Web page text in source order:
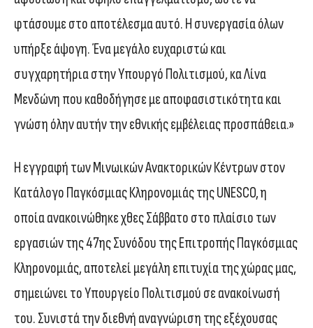
φτάσουμε στο αποτέλεσμα αυτό. Η συνεργασία όλων
υπήρξε άψογη. Ένα μεγάλο ευχαριστώ και
συγχαρητήρια στην Υπουργό Πολιτισμού, κα Λίνα
Μενδώνη που καθοδήγησε με αποφασιστικότητα και
γνώση όλην αυτήν την εθνικής εμβέλειας προσπάθεια.»
Η εγγραφή των Μινωικών Ανακτορικών Κέντρων στον
Κατάλογο Παγκόσμιας Κληρονομιάς της UNESCO, η
οποία ανακοινώθηκε χθες Σάββατο στο πλαίσιο των
εργασιών της 47ης Συνόδου της Επιτροπής Παγκόσμιας
Κληρονομιάς, αποτελεί μεγάλη επιτυχία της χώρας μας,
σημειώνει το Υπουργείο Πολιτισμού σε ανακοίνωσή
του. Συνιστά την διεθνή αναγνώριση της εξέχουσας